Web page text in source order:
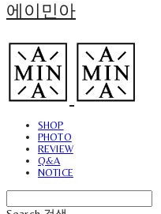
에이민아
SHOP
PHOTO
REVIEW
Q&A
NOTICE